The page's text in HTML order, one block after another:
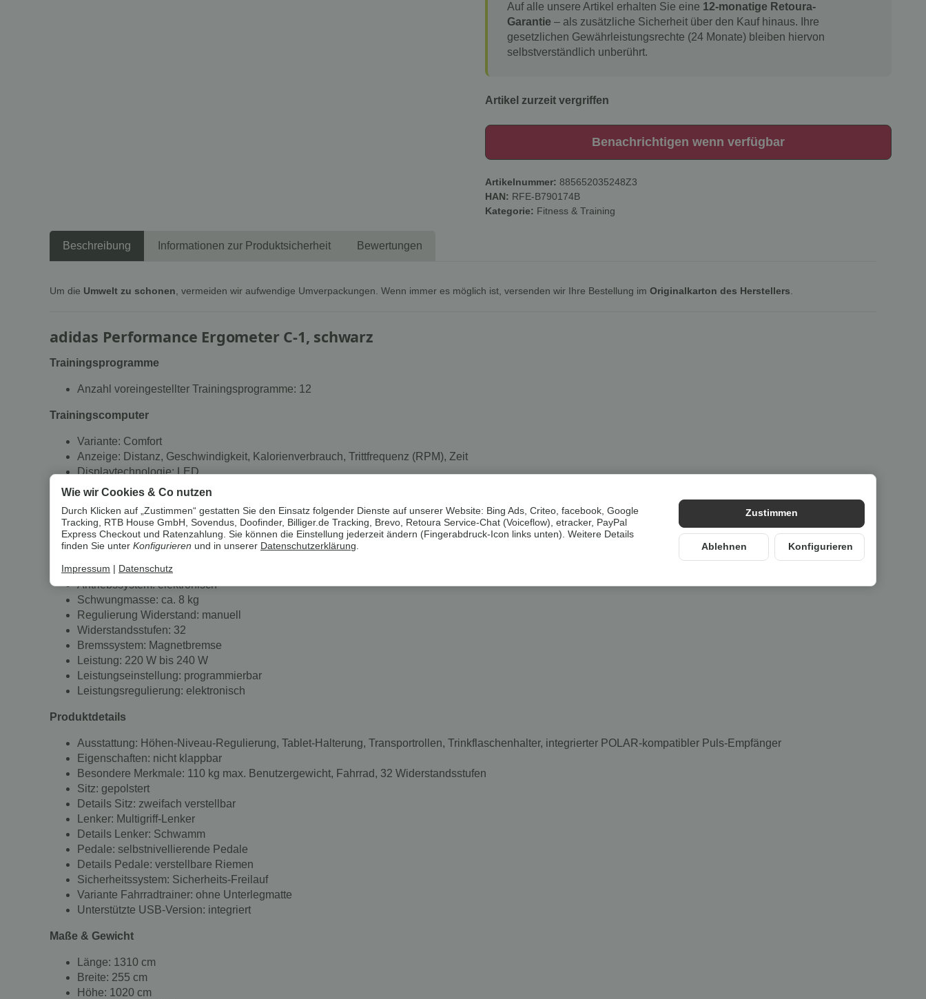
Auf alle unsere Artikel erhalten Sie eine 12-monatige Retoura-
Garantie – als zusätzliche Sicherheit über den Kauf hinaus. Ihre
gesetzlichen Gewährleistungsrechte (24 Monate) bleiben hiervon
selbstverständlich unberührt.
Artikel zurzeit vergriffen
Benachrichtigen wenn verfügbar
Artikelnummer: 885652035248Z3
HAN: RFE-B790174B
Kategorie: Fitness & Training
Beschreibung Informationen zur Produktsicherheit Bewertungen
Um die Umwelt zu schonen , vermeiden wir aufwendige Umverpackungen. Wenn immer es möglich ist, versenden wir Ihre Bestellung im Originalkarton des Herstellers
adidas Performance Ergometer C-1, schwarz
Trainingsprogramme
Anzahl voreingestellter Trainingsprogramme: 12
Trainingscomputer
Variante: Comfort
Anzeige: Distanz, Geschwindigkeit, Kalorienverbrauch, Trittfrequenz (RPM), Zeit
Displaytechnologie: LED
Hintergrundbeleuchtung: Full-LED
Material Displayoberfläche: Acrylglas
Optik Displayoberfläche: glänzend
Antriebssystem: elektronisch
Schwungmasse: ca. 8 kg
Regulierung Widerstand: manuell
Widerstandsstufen: 32
Bremssystem: Magnetbremse
Leistung: 220 W bis 240 W
Leistungseinstellung: programmierbar
Leistungsregulierung: elektronisch
Produktdetails
Ausstattung: Höhen-Niveau-Regulierung, Tablet-Halterung, Transportrollen, Trinkflaschenhalter, integrierter POLAR-kompatibler Puls-Empfänger
Eigenschaften: nicht klappbar
Besondere Merkmale: 110 kg max. Benutzergewicht, Fahrrad, 32 Widerstandsstufen
Sitz: gepolstert
Details Sitz: zweifach verstellbar
Lenker: Multigriff-Lenker
Details Lenker: Schwamm
Pedale: selbstnivellierende Pedale
Details Pedale: verstellbare Riemen
Sicherheitssystem: Sicherheits-Freilauf
Variante Fahrradtrainer: ohne Unterlegmatte
Unterstützte USB-Version: integriert
Maße & Gewicht
Länge: 1310 cm
Breite: 255 cm
Höhe: 1020 cm
Zustimmen
Ablehnen Konfigurieren
Wie wir Cookies & Co nutzen
Durch Klicken auf „Zustimmen“ gestatten Sie den Einsatz folgender Dienste auf unserer Website: Bing Ads, Criteo, facebook, Google
Tracking, RTB House GmbH, Sovendus, Doofinder, Billiger.de Tracking, Brevo, Retoura Service-Chat (Voiceflow), etracker, PayPal
Express Checkout und Ratenzahlung. Sie können die Einstellung jederzeit ändern (Fingerabdruck-Icon links unten). Weitere Details
finden Sie unter Konfigurieren und in unserer Datenschutzerklärung.
Impressum Datenschutz